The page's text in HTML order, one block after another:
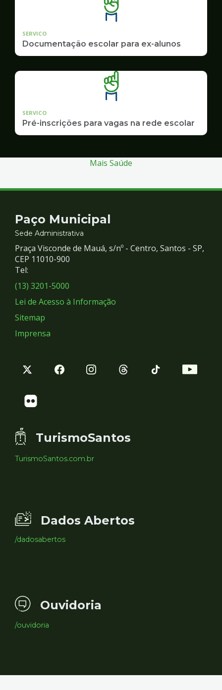
SERVICO
Documentação escolar para ex-alunos
SERVICO
Pré-inscrições para vagas na rede escolar
Mais Saúde
Contato
e
Redes
Sociais
Paço Municipal
Sede Administrativa
Praça Visconde de Mauá, s/nº - Centro, Santos - SP,
CEP 11010-900
Tel:
(13) 3201-5000
Lei de Acesso à Informação
Sitemap
Imprensa
TurismoSantos
TurismoSantos.com.br
Dados Abertos
/dadosabertos
Ouvidoria
/ouvidoria